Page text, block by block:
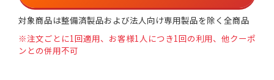
対象商品は整備済製品および法人向け専用製品を除く全商品
※注文ごとに1回適用、お客様1人につき1回の利用、他クーポ
ンとの併用不可